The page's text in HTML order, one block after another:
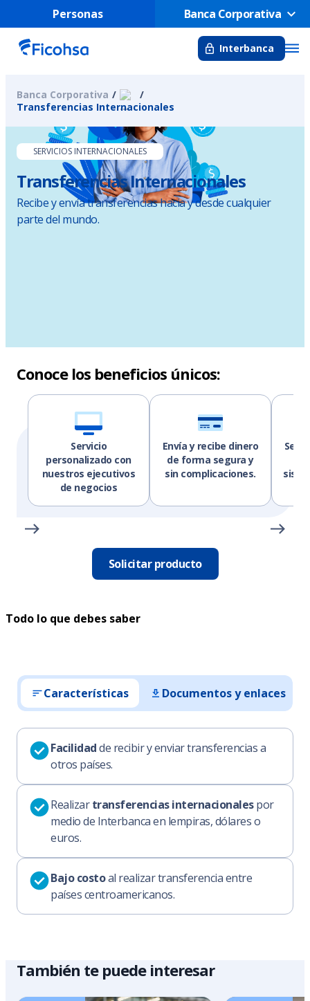
Personas Banca Corporativa
Interbanca
Banca Corporativa
Transferencias Internacionales
SERVICIOS INTERNACIONALES
Transferencias Internacionales
Recibe y envía transferencias hacia y desde cualquier
parte del mundo.
Conoce los beneficios únicos:
Servicio
personalizado con
nuestros ejecutivos
de negocios
Envía y recibe dinero
de forma segura y
sin complicaciones.
Solicitar producto
Todo lo que debes saber
Características Documentos y enlaces
Facilidadde recibir y enviar transferencias a
otros países.
Realizartransferencias internacionalespor
medio de Interbanca en lempiras, dólares o
euros.
Bajo costoal realizar transferencia entre
países centroamericanos.
También te puede interesar